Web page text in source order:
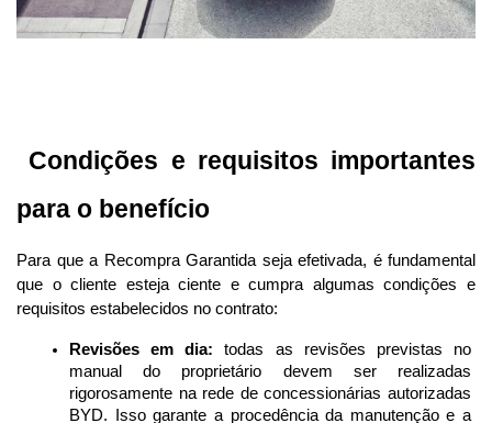
Condições e requisitos importantes
para o benefício
Para que a Recompra Garantida seja efetivada, é fundamental
que o cliente esteja ciente e cumpra algumas condições e
requisitos estabelecidos no contrato:
Revisões em dia: todas as revisões previstas no
manual do proprietário devem ser realizadas
rigorosamente na rede de concessionárias autorizadas
BYD. Isso garante a procedência da manutenção e a